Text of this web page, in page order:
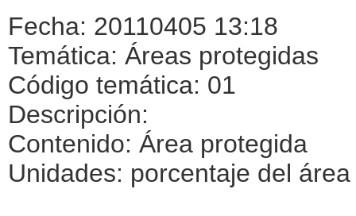
Fecha: 20110405 13:18
Temática: Áreas protegidas
Código temática: 01
Descripción:
Contenido: Área protegida
Unidades: porcentaje del